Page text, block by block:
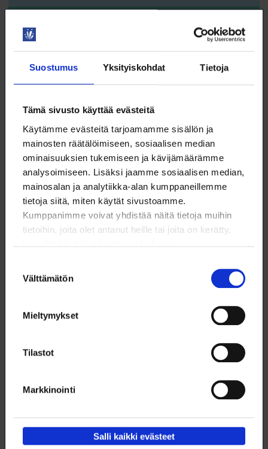
Suostumus Yksityiskohdat Tietoja
Tämä sivusto käyttää evästeitä
Käytämme evästeitä tarjoamamme sisällön ja
mainosten räätälöimiseen, sosiaalisen median
ominaisuuksien tukemiseen ja kävijämäärämme
analysoimiseen. Lisäksi jaamme sosiaalisen median,
mainosalan ja analytiikka-alan kumppaneillemme
tietoja siitä, miten käytät sivustoamme.
Kumppanimme voivat yhdistää näitä tietoja muihin
tietoihin, joita olet antanut heille tai joita on kerätty,
valinta
Välttämätön
Mieltymykset
Tilastot
Markkinointi
Salli kaikki evästeet
ChatGPT 4 – agentit ja GPT:t
3.9. klo 9:00 – 11:00
WEBINAARI
KOULUTUS
TEKOÄLY
3.9. klo 9:00 – 9:30
WEBINAARI